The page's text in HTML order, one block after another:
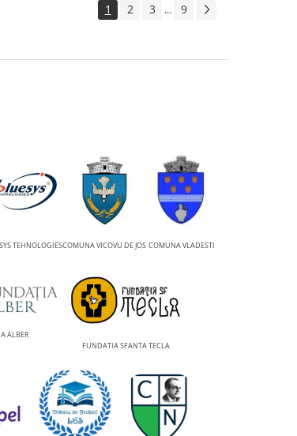
1 2 3 ... 9
TEHNOLOGIESCOMUNA VICOVU DE JOS COMUNA VLADESTI
ALBER
FUNDATIA SFANTA TECLA